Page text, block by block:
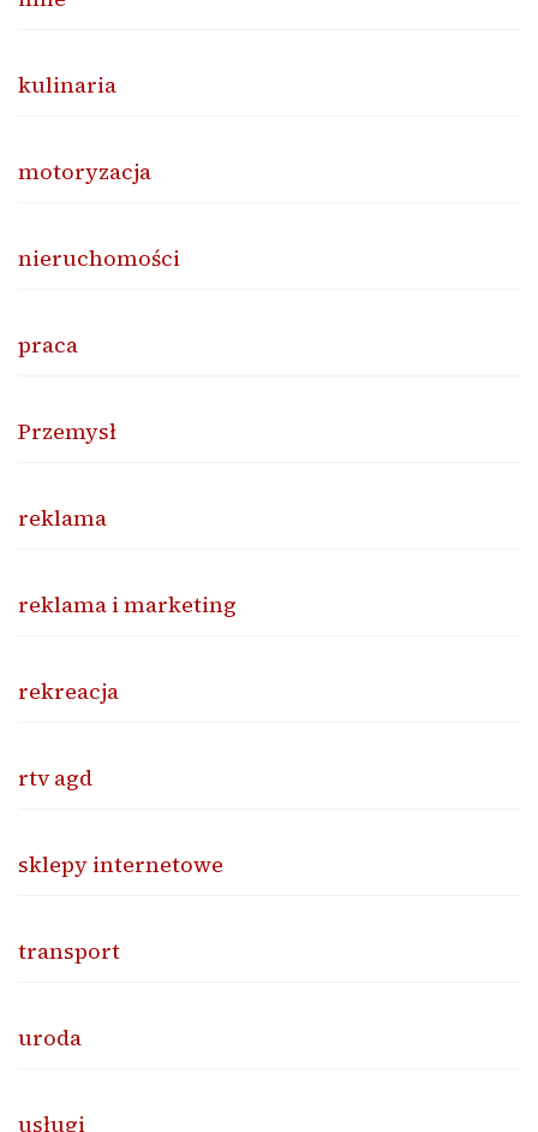
kulinaria
motoryzacja
nieruchomości
praca
Przemysł
reklama
reklama i marketing
rekreacja
rtv agd
sklepy internetowe
transport
uroda
usługi